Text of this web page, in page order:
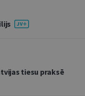
tiesu praksē